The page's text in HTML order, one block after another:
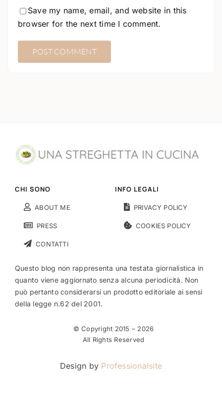
Save my name, email, and website in this
browser for the next time I comment.
CHI SONO
ABOUT ME
PRESS
CONTATTI
INFO LEGALI
PRIVACY POLICY
COOKIES POLICY
Questo blog non rappresenta una testata giornalistica in
quanto viene aggiornato senza alcuna periodicità. Non
può pertanto considerarsi un prodotto editoriale ai sensi
della legge n.62 del 2001.
© Copyright 2015 – 2026
All Rights Reserved
Design by Professionalsite